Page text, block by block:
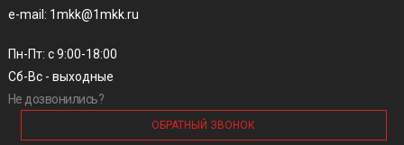
e-mail: 1mkk@1mkk.ru
Пн-Пт: с 9:00-18:00
Сб-Вс - выходные
Не дозвонились?
ОБРАТНЫЙ ЗВОНОК